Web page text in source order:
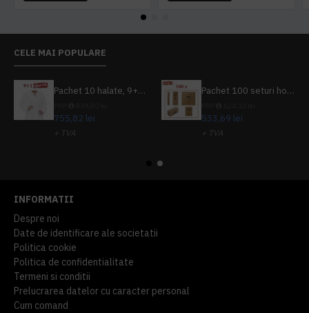
CELE MAI POPULARE
Pachet 10 halate, 9+1 gratuit
755,82 lei
+ TVA
Pachet 100 seturi hoteliere, set dentar, set barbierit, casca de dus, pila unghii, set cusut
533,69 lei
+ TVA
INFORMATII
Despre noi
Date de identificare ale societatii
Politica cookie
Politica de confidentialitate
Termeni si conditii
Prelucrarea datelor cu caracter personal
Cum comand